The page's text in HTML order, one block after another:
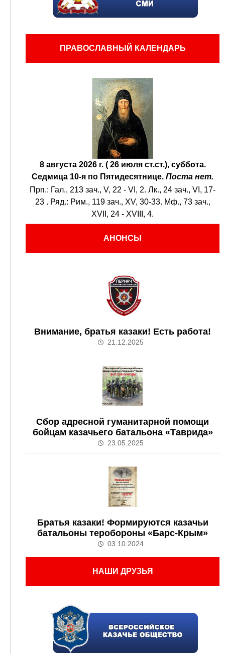
ПРАВОСЛАВНЫЙ КАЛЕНДАРЬ
8 августа 2026 г. ( 26 июля ст.ст.), суббота.
Седмица 10-я по Пятидесятнице. Поста нет.
Прп.: Гал., 213 зач., V, 22 - VI, 2. Лк., 24 зач., VI, 17-
23 . Ряд.: Рим., 119 зач., XV, 30-33. Мф., 73 зач.,
XVII, 24 - XVIII, 4.
АНОНСЫ
Внимание, братья казаки! Есть работа!
21.12.2025
Сбор адресной гуманитарной помощи
бойцам казачьего батальона «Таврида»
23.05.2025
Братья казаки! Формируются казачьи
батальоны теробороны «Барс-Крым»
03.10.2024
НАШИ ДРУЗЬЯ